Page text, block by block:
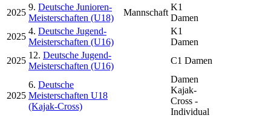
2025
9. Deutsche Junioren-
Meisterschaften (U18)
Mannschaft
K1
Damen
2025
4. Deutsche Jugend-
Meisterschaften (U16)
K1
Damen
2025
12. Deutsche Jugend-
Meisterschaften (U16)
C1 Damen
2025
6. Deutsche
Meisterschaften U18
(Kajak-Cross)
Damen
Kajak-
Cross -
Individual